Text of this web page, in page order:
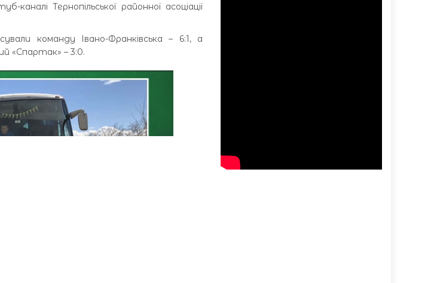
Тернопільської районної асоціації
команду Івано-Франківська – 6:1, а
«Спартак» – 3:0.